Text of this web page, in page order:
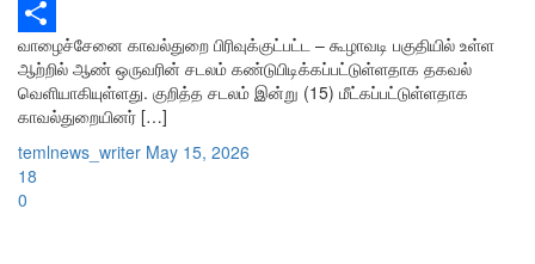
Threads
Share
வாழைச்சேனை காவல்துறை பிரிவுக்குட்பட்ட – கூழாவடி பகுதியில் உள்ள
ஆற்றில் ஆண் ஒருவரின் சடலம் கண்டுபிடிக்கப்பட்டுள்ளதாக தகவல்
வெளியாகியுள்ளது. குறித்த சடலம் இன்று (15) மீட்கப்பட்டுள்ளதாக
காவல்துறையினர் […]
temlnews_writer May 15, 2026
18
0